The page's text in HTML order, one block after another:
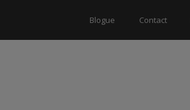
Blogue Contact